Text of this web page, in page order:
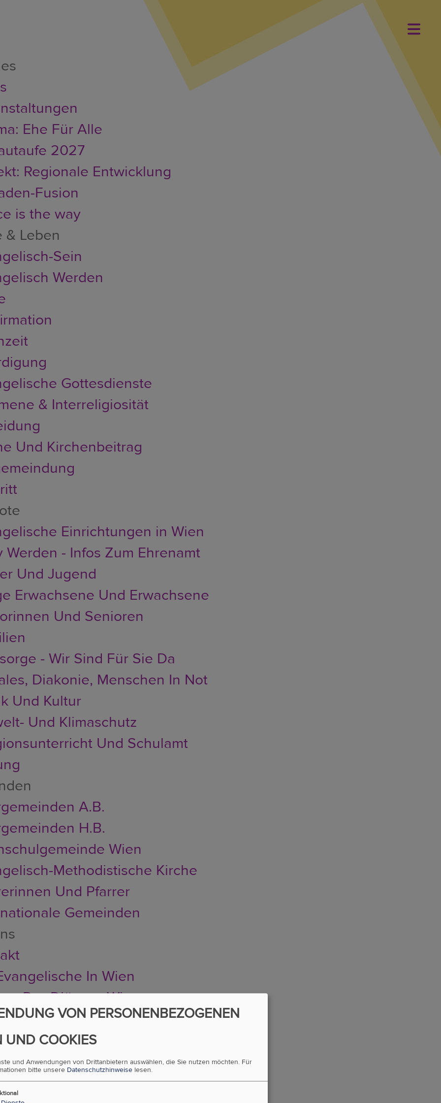
Ehe Für Alle
2027
Regionale Entwicklung
Fusion
is the way
& Leben
Sein
Werden
Gottesdienste
& Interreligiosität
Und Kirchenbeitrag
Einrichtungen in Wien
Werden - Infos Zum Ehrenamt
Und Jugend
Erwachsene Und Erwachsene
Und Senioren
- Wir Sind Für Sie Da
Diakonie, Menschen In Not
Und Kultur
Und Klimaschutz
Und Schulamt
A.B.
H.B.
Wien
Methodistische Kirche
Und Pfarrer
Gemeinden
In Wien
Der Diözese Wien
Aller Arbeitsbereiche
Aufgabe Und Demokratie
1517 Bis 2018
VON PERSONENBEZOGENEN
UND COOKIES
und Anwendungen von Drittanbietern auswählen, die Sie nutzen möchten. Für
bitte unsere Datenschutzhinweise lesen.